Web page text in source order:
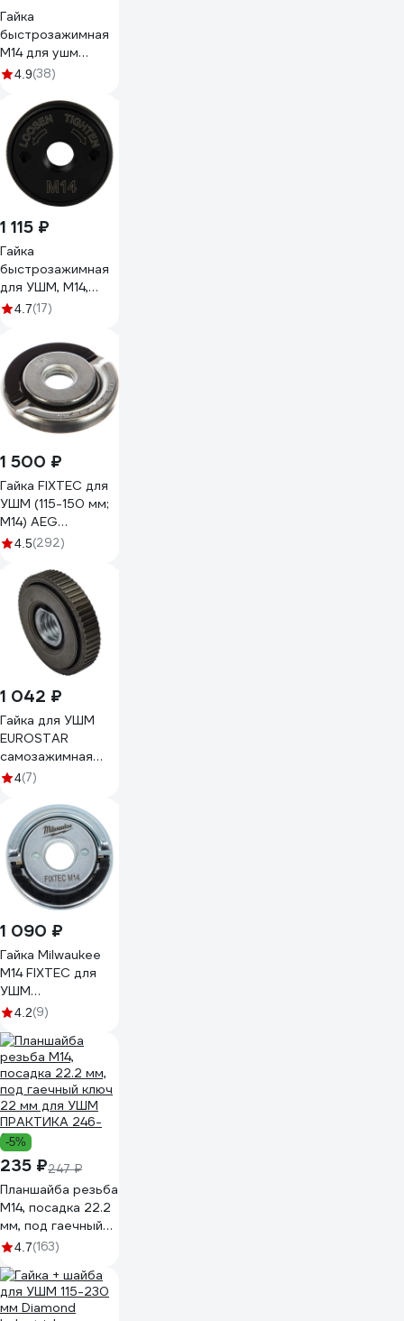
Гайка
быстрозажимная
M14 для ушм
vertextools 30-
4.9(38)
1 115 ₽
Гайка
быстрозажимная
для УШМ, М14,
46.7x13.4 мм
FN1400
4.7(17)
1 500 ₽
Гайка FIXTEC для
УШМ (115-150 мм;
М14) AEG
4932358225
4.5(292)
1 042 ₽
Гайка для УШМ
EUROSTAR
самозажимная
АГ525464
4(7)
1 090 ₽
Гайка Milwaukee
M14 FIXTEC для
УШМ
универсальная
4.2(9)
-5%
235 ₽247 ₽
Планшайба резьба
М14, посадка 22.2
мм, под гаечный
ключ 22 мм для
246-272
4.7(163)